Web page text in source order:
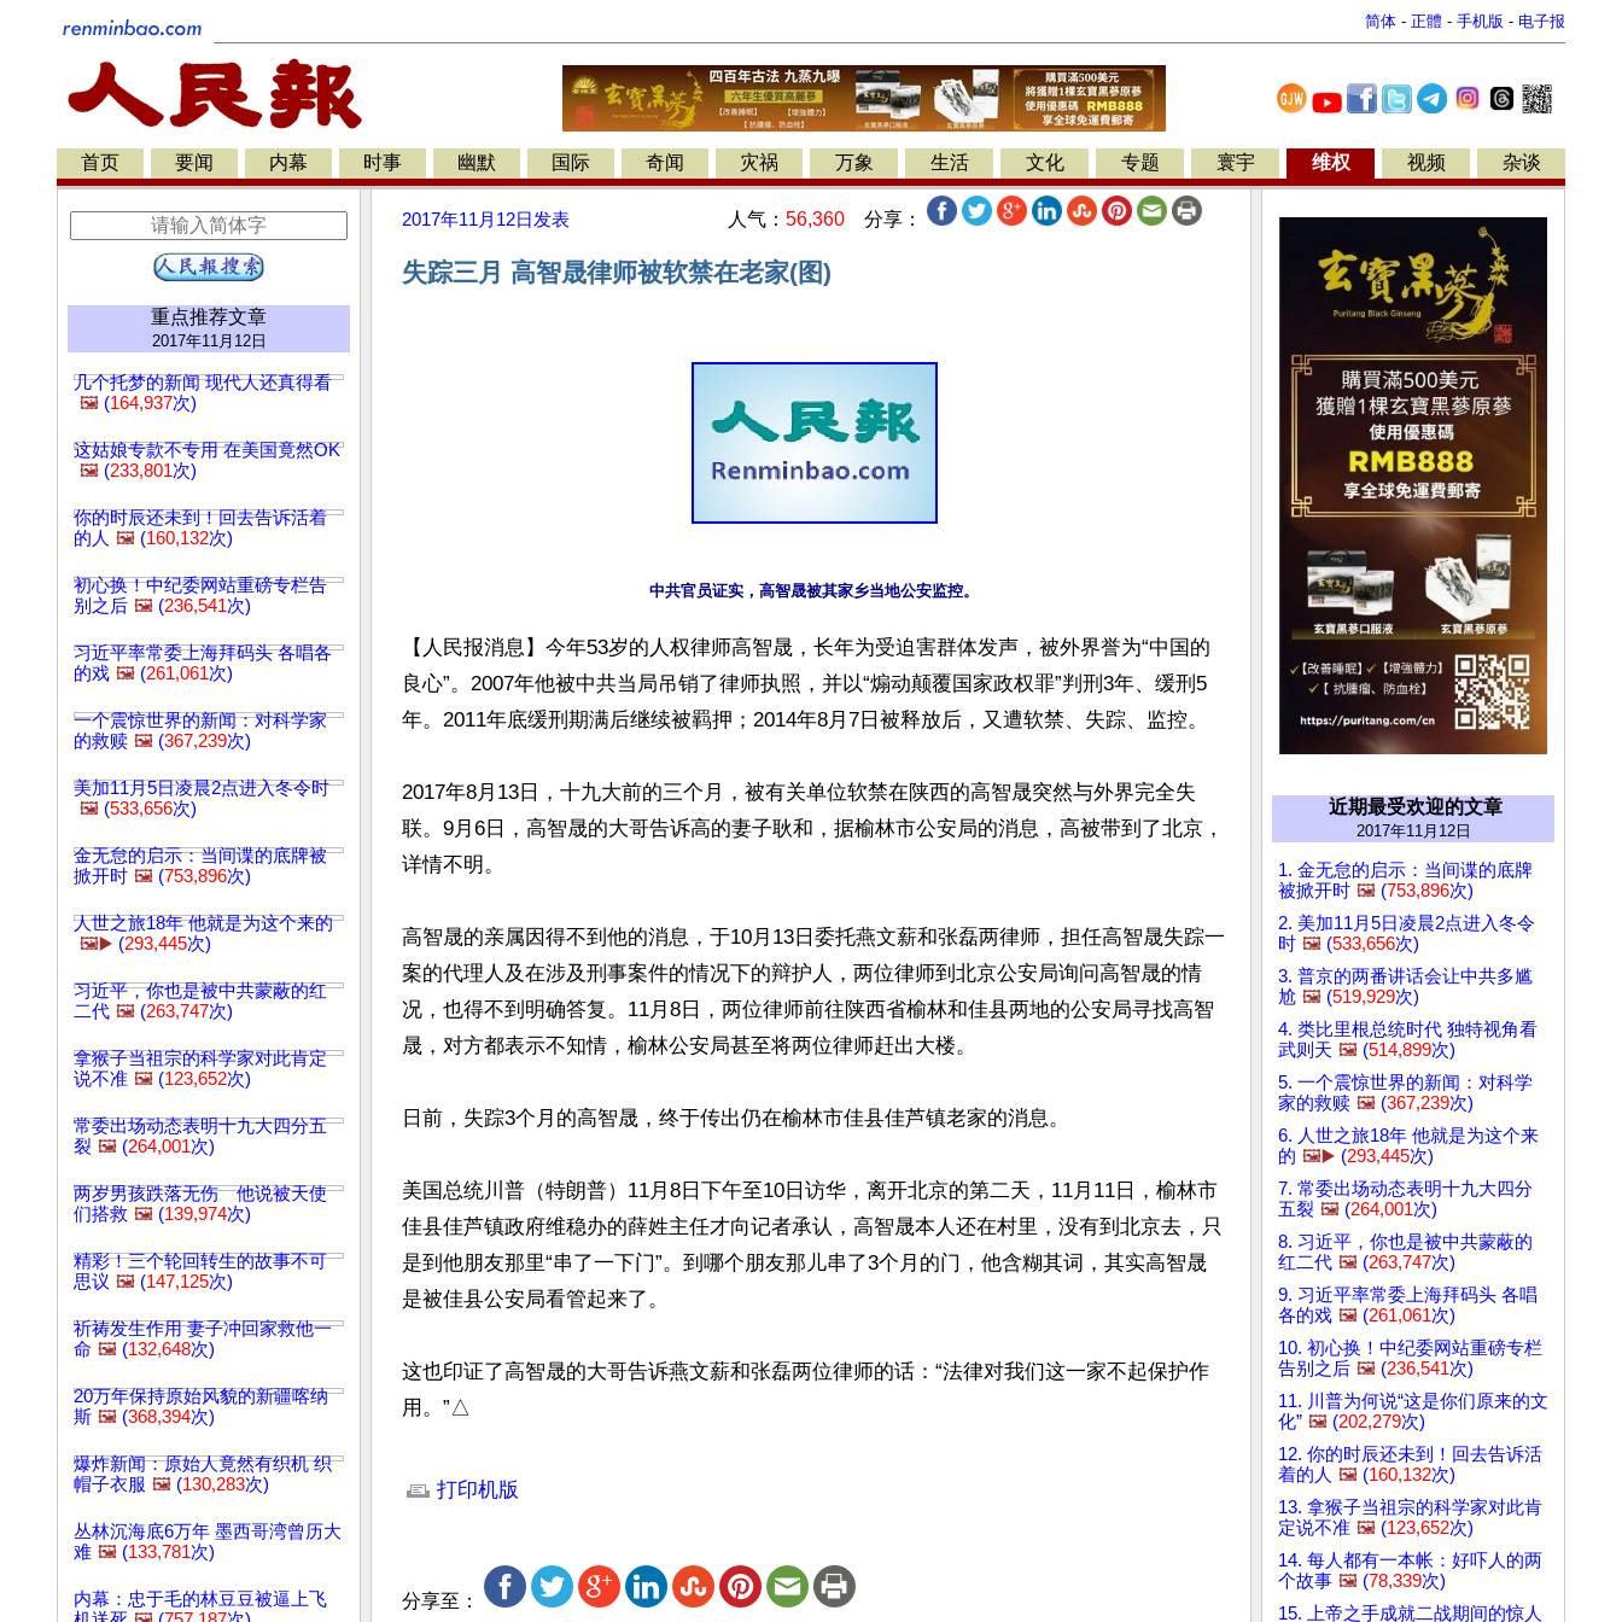
简体 - 正體 - 手机版 - 电子报
首页 要闻 内幕 时事 幽默 国际 奇闻 灾祸 万象 生活 文化 专题 寰宇 维权 视频 杂谈
重点推荐文章
2017年11月12日
几个托梦的新闻 现代人还真得看
🖼️ (164,937次)
这姑娘专款不专用 在美国竟然OK
🖼️ (233,801次)
你的时辰还未到！回去告诉活着
的人 🖼️ (160,132次)
初心换！中纪委网站重磅专栏告
别之后 🖼️ (236,541次)
习近平率常委上海拜码头 各唱各
的戏 🖼️ (261,061次)
一个震惊世界的新闻：对科学家
的救赎 🖼️ (367,239次)
美加11月5日凌晨2点进入冬令时
🖼️ (533,656次)
金无怠的启示：当间谍的底牌被
掀开时 🖼️ (753,896次)
人世之旅18年 他就是为这个来的
🖼️▶️ (293,445次)
习近平，你也是被中共蒙蔽的红
二代 🖼️ (263,747次)
拿猴子当祖宗的科学家对此肯定
说不准 🖼️ (123,652次)
常委出场动态表明十九大四分五
裂 🖼️ (264,001次)
两岁男孩跌落无伤 他说被天使
们搭救 🖼️ (139,974次)
精彩！三个轮回转生的故事不可
思议 🖼️ (147,125次)
祈祷发生作用 妻子冲回家救他一
命 🖼️ (132,648次)
20万年保持原始风貌的新疆喀纳
斯 🖼️ (368,394次)
爆炸新闻：原始人竟然有织机 织
帽子衣服 🖼️ (130,283次)
丛林沉海底6万年 墨西哥湾曾历大
难 🖼️ (133,781次)
内幕：忠于毛的林豆豆被逼上飞
2017年11月12日 发表 人气： 56,360 分享：
失踪三月 高智晟律师被软禁在老家(图)
【人民报消息】今年53岁的人权律师高智晟，长年为受迫害群体发声，被外界誉为“中国的
良心”。2007年他被中共当局吊销了律师执照，并以“煽动颠覆国家政权罪”判刑3年、缓刑5
年。2011年底缓刑期满后继续被羁押；2014年8月7日被释放后，又遭软禁、失踪、监控。
2017年8月13日，十九大前的三个月，被有关单位软禁在陕西的高智晟突然与外界完全失
联。9月6日，高智晟的大哥告诉高的妻子耿和，据榆林市公安局的消息，高被带到了北京，
详情不明。
高智晟的亲属因得不到他的消息，于10月13日委托燕文薪和张磊两律师，担任高智晟失踪一
案的代理人及在涉及刑事案件的情况下的辩护人，两位律师到北京公安局询问高智晟的情
况，也得不到明确答复。11月8日，两位律师前往陕西省榆林和佳县两地的公安局寻找高智
晟，对方都表示不知情，榆林公安局甚至将两位律师赶出大楼。
日前，失踪3个月的高智晟，终于传出仍在榆林市佳县佳芦镇老家的消息。
美国总统川普（特朗普）11月8日下午至10日访华，离开北京的第二天，11月11日，榆林市
佳县佳芦镇政府维稳办的薛姓主任才向记者承认，高智晟本人还在村里，没有到北京去，只
是到他朋友那里“串了一下门”。到哪个朋友那儿串了3个月的门，他含糊其词，其实高智晟
是被佳县公安局看管起来了。
这也印证了高智晟的大哥告诉燕文薪和张磊两位律师的话：“法律对我们这一家不起保护作
用。”△
打印机版
分享至：
近期最受欢迎的文章
2017年11月12日
1. 金无怠的启示：当间谍的底牌
被掀开时 🖼️ (753,896次)
2. 美加11月5日凌晨2点进入冬令
时 🖼️ (533,656次)
3. 普京的两番讲话会让中共多尴
尬 🖼️ (519,929次)
4. 类比里根总统时代 独特视角看
武则天 🖼️ (514,899次)
5. 一个震惊世界的新闻：对科学
家的救赎 🖼️ (367,239次)
6. 人世之旅18年 他就是为这个来
的 🖼️▶️ (293,445次)
7. 常委出场动态表明十九大四分
五裂 🖼️ (264,001次)
8. 习近平，你也是被中共蒙蔽的
红二代 🖼️ (263,747次)
9. 习近平率常委上海拜码头 各唱
各的戏 🖼️ (261,061次)
10. 初心换！中纪委网站重磅专栏
告别之后 🖼️ (236,541次)
11. 川普为何说“这是你们原来的文
化” 🖼️ (202,279次)
12. 你的时辰还未到！回去告诉活
着的人 🖼️ (160,132次)
13. 拿猴子当祖宗的科学家对此肯
定说不准 🖼️ (123,652次)
14. 每人都有一本帐：好吓人的两
个故事 🖼️ (78,339次)
15. 上帝之手成就二战期间的惊人